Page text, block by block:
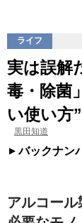
ライフ
実は誤解
毒・除菌
い使い方”
黒田知道
バックナン
アルコー